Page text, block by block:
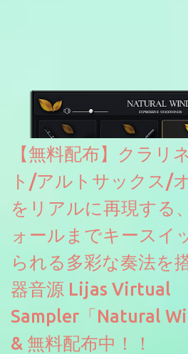
【無料配布】クラリ
ト/アルトサックス/
をリアルに再現する
ォールまでキースイ
られる多彩な奏法を
器音源 Lijas Virtual
Sampler「Natural
& 無料配布中！！